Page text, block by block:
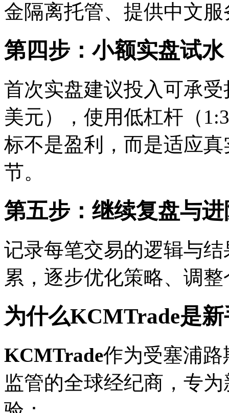
金隔离托管、提供中文
第四步：小额实盘试
首次实盘建议投入可承
美元），使用低杠杆（
标不是盈利，而是适应
节。
第五步：继续复盘与进
记录每笔交易的逻辑与
累，逐步优化策略、调
为什么KCMTrade是
KCMTrade作为受塞浦路
监管的全球经纪商，专